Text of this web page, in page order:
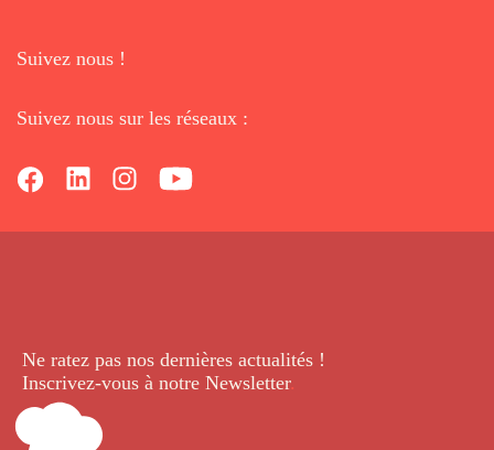
Suivez nous !
Suivez nous sur les réseaux :
Ne ratez pas nos dernières actualités !
Inscrivez-vous à notre Newsletter.